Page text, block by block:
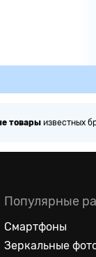
товары известных
Популярные
Смартфоны
Зеркальные